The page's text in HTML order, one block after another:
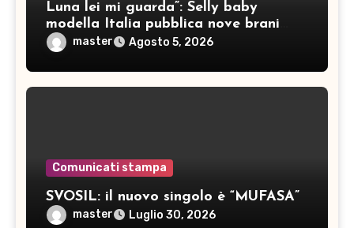
Luna lei mi guarda”: Selly baby
modella Italia pubblica nove brani
ineditimaster Agosto 5, 2026
Comunicati stampa
SVOSIL: il nuovo singolo è “MUFASA”
master Luglio 30, 2026